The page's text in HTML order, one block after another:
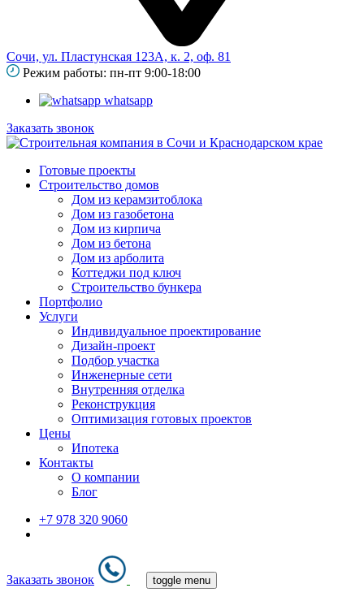
Сочи, ул. Пластунская 123А, к. 2, оф. 81
Режим работы: пн-пт 9:00-18:00
whatsapp
Заказать звонок
Готовые проекты
Строительство домов
Дом из керамзитоблока
Дом из газобетона
Дом из кирпича
Дом из бетона
Дом из арболита
Коттеджи под ключ
Строительство бункера
Портфолио
Услуги
Индивидуальное проектирование
Дизайн-проект
Подбор участка
Инженерные сети
Внутренняя отделка
Реконструкция
Оптимизация готовых проектов
Цены
Ипотека
Контакты
О компании
Блог
+7 978 320 9060
Заказать звонок toggle menu